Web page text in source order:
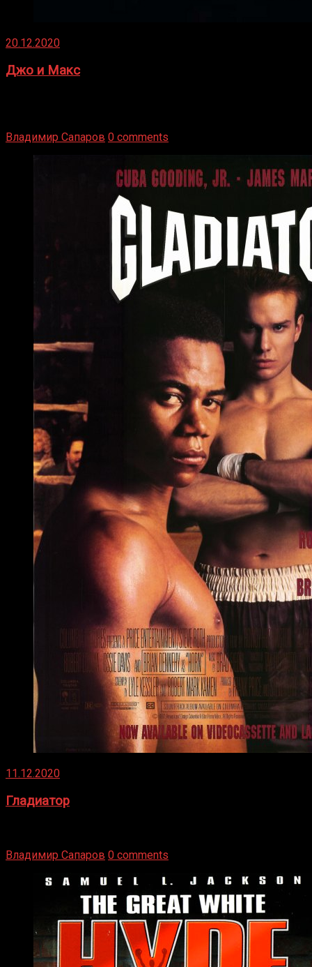
20.12.2020
Джо и Макс
Владимир Сапаров 0 comments
11.12.2020
Гладиатор
Владимир Сапаров 0 comments